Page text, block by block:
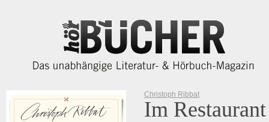
Christoph Ribbat
Im Restaurant